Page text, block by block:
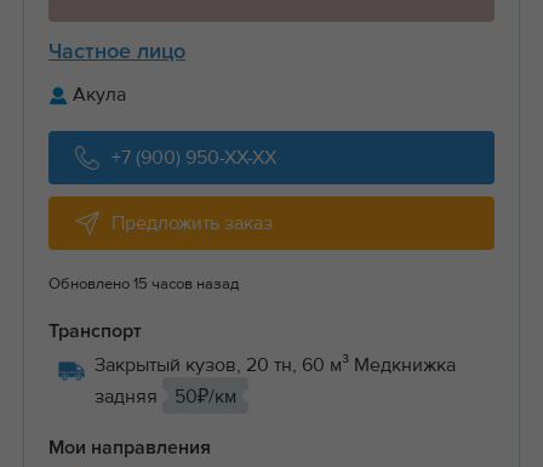
Частное лицо
Акула
+7 (900) 950-XX-XX
Предложить заказ
Обновлено 15 часов назад
Транспорт
Закрытый кузов, 20 тн, 60 м³ Медкнижка
задняя
50₽/км
Мои направления